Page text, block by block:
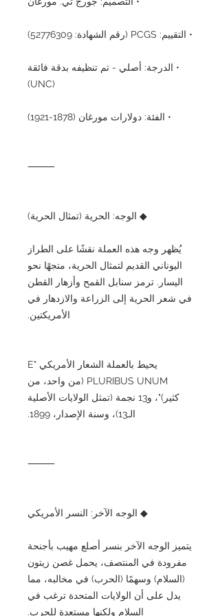
• التقييم: PCGS (رقم الشهادة: 52776309)
• الدرجة: أصلي - تم تنظيفه بدقة فائقة
(UNC)
• الفئة: دولارات مورغان (1878-1921)
⸻
◆ الوجه: الحرية (تمثال الحرية)
يُظهر وجه هذه العملة نقشًا على الطراز
اليوناني القديم لتمثال الحرية، متجهًا نحو
اليسار. ترمز سنابل القمح وأزهار القطن
في شعر الحرية إلى الزراعة والازدهار في
الأمريكتين.
يحيط بالعملة الشعار الأمريكي "E
PLURIBUS UNUM (من واحد، من
كثير)"، و13 نجمة (تمثل الولايات الأصلية
الـ13)، وسنة الإصدار، 1899.
⸻
◆ الوجه الآخر: النسر الأمريكي
يتميز الوجه الآخر بنسر أصلع مهيب بأجنحة
مفرودة في المنتصف، يحمل غصن زيتون
(السلام) وسهمًا (الحرب) في مخالبه، مما
يدل على أن الولايات المتحدة ترغب في
السلام ولكنها مستعدة للحرب.